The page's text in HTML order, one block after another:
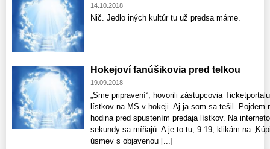
14.10.2018
Nič. Jedlo iných kultúr tu už predsa máme.
Hokejoví fanúšikovia pred telkou
19.09.2018
„Sme pripravení“, hovorili zástupcovia
lístkov na MS v hokeji. Aj ja som sa tešil. Pojdem
hodina pred spustením predaja lístkov. Na
sekundy sa míňajú. A je to tu, 9:19, klikám na
úsmev s objavenou [...]